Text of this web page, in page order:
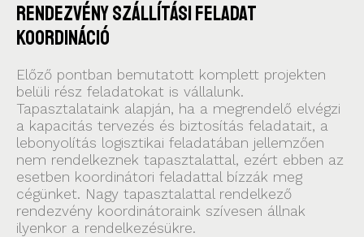
Rendezvény szállítási feladat
koordináció
Előző pontban bemutatott komplett projekten
belüli rész feladatokat is vállalunk.
Tapasztalataink alapján, ha a megrendelő elvégzi
a kapacitás tervezés és biztosítás feladatait, a
lebonyolítás logisztikai feladatában jellemzően
nem rendelkeznek tapasztalattal, ezért ebben az
esetben koordinátori feladattal bízzák meg
cégünket. Nagy tapasztalattal rendelkező
rendezvény koordinátoraink szívesen állnak
ilyenkor a rendelkezésükre.